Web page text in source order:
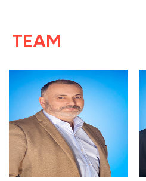
TEAM